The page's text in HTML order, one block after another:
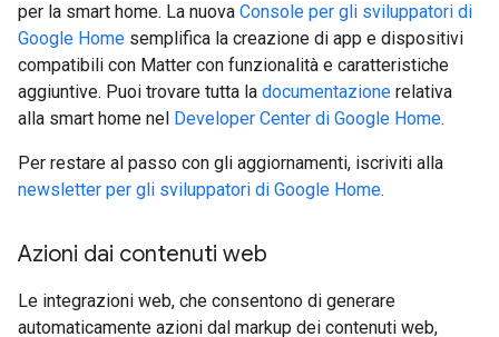
per la smart home. La nuova Console per gli sviluppatori di
Google Home semplifica la creazione di app e dispositivi
compatibili con Matter con funzionalità e caratteristiche
aggiuntive. Puoi trovare tutta la documentazione relativa
alla smart home nel Developer Center di Google Home.
Per restare al passo con gli aggiornamenti, iscriviti alla
newsletter per gli sviluppatori di Google Home.
Azioni dai contenuti web
Le integrazioni web, che consentono di generare
automaticamente azioni dal markup dei contenuti web,